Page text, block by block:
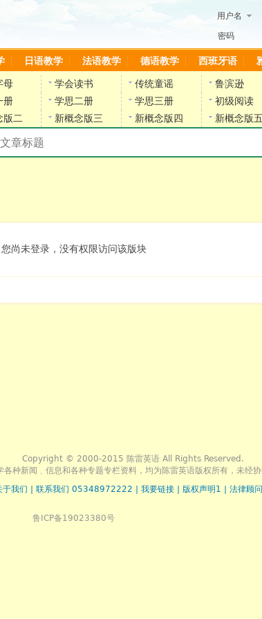
用户名
密码
日语教学 法语教学 德语教学 西班牙语
母 学会读书 传统童谣 鲁滨逊
册 学思二册 学思三册 初级阅读
版二 新概念版三 新概念版四 新概念版五
尚未登录，没有权限访问该版块
Copyright © 2000-2015 陈雷英语 All Rights Reserved.
种新闻﹑信息和各种专题专栏资料，均为陈雷英语版权所有，未经协
于我们 联系我们 05348972222 我要链接 版权声明1 法律顾问
鲁ICP备19023380号